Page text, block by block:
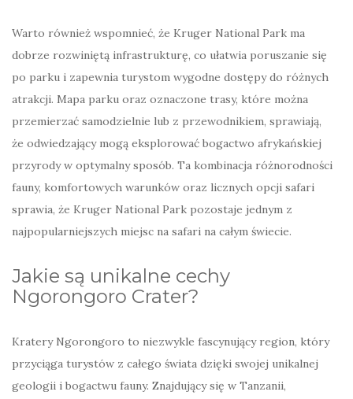
Warto również wspomnieć, że Kruger National Park ma
dobrze rozwiniętą infrastrukturę, co ułatwia poruszanie się
po parku i zapewnia turystom wygodne dostępy do różnych
atrakcji. Mapa parku oraz oznaczone trasy, które można
przemierzać samodzielnie lub z przewodnikiem, sprawiają,
że odwiedzający mogą eksplorować bogactwo afrykańskiej
przyrody w optymalny sposób. Ta kombinacja różnorodności
fauny, komfortowych warunków oraz licznych opcji safari
sprawia, że Kruger National Park pozostaje jednym z
najpopularniejszych miejsc na safari na całym świecie.
Jakie są unikalne cechy
Ngorongoro Crater?
Kratery Ngorongoro to niezwykle fascynujący region, który
przyciąga turystów z całego świata dzięki swojej unikalnej
geologii i bogactwu fauny. Znajdujący się w Tanzanii,